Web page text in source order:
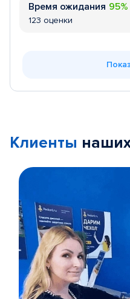
Время ожидания 95%
123 оценки
Клиенты